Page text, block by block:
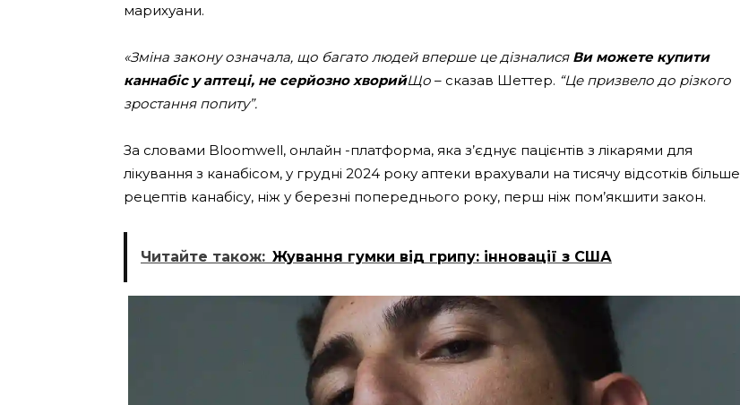
марихуани.
«Зміна закону означала, що багато людей вперше це дізналися Ви можете купити
каннабіс у аптеці, не серйозно хворийЩо – сказав Шеттер. “Це призвело до різкого
зростання попиту”.
За словами Bloomwell, онлайн -платформа, яка з’єднує пацієнтів з лікарями для
лікування з канабісом, у грудні 2024 року аптеки врахували на тисячу відсотків більше
рецептів канабісу, ніж у березні попереднього року, перш ніж пом’якшити закон.
Читайте також: Жування гумки від грипу: інновації з США